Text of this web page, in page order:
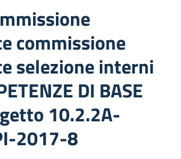
commissione
selezione interni
DI BASE
10.2.2A-
2017-8